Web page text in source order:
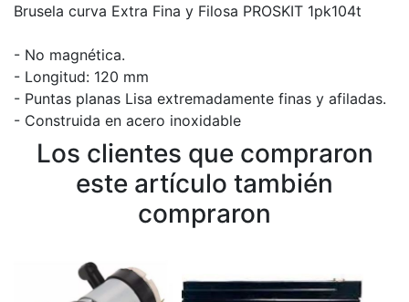
Brusela curva Extra Fina y Filosa PROSKIT 1pk104t
- No magnética.
- Longitud: 120 mm
- Puntas planas Lisa extremadamente finas y afiladas.
- Construida en acero inoxidable
Los clientes que compraron
este artículo también
compraron